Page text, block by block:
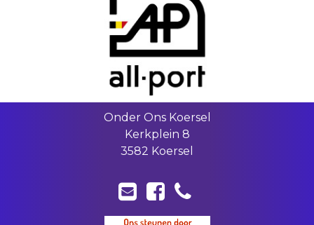
Onder Ons Koersel
Kerkplein 8
3582 Koersel